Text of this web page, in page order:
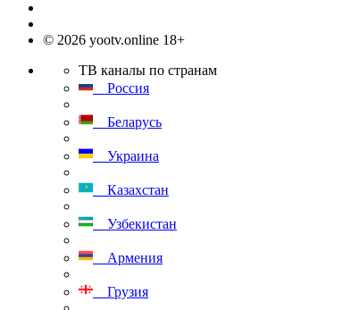
© 2026 yootv.online 18+
ТВ каналы по странам
Россия
Беларусь
Украина
Казахстан
Узбекистан
Армения
Грузия